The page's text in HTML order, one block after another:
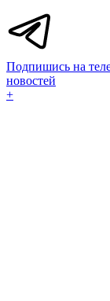
Подпишись на
новостей
+